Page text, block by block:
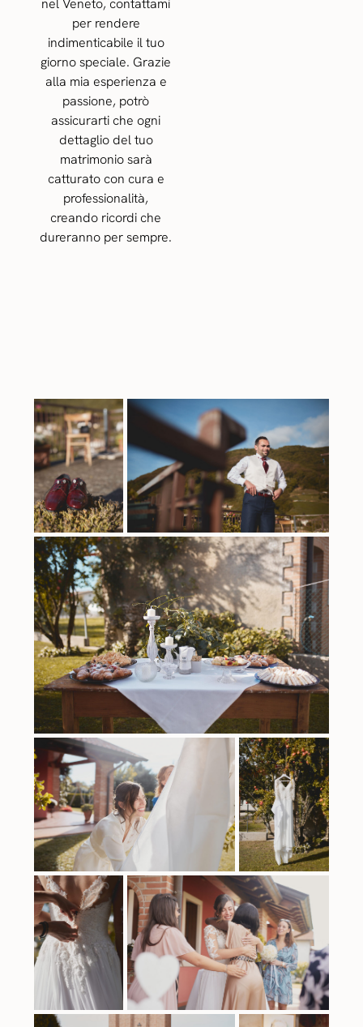
per rendere
indimenticabile il tuo
giorno speciale. Grazie
alla mia esperienza e
passione, potrò
assicurarti che ogni
dettaglio del tuo
matrimonio sarà
catturato con cura e
professionalità,
creando ricordi che
dureranno per sempre.